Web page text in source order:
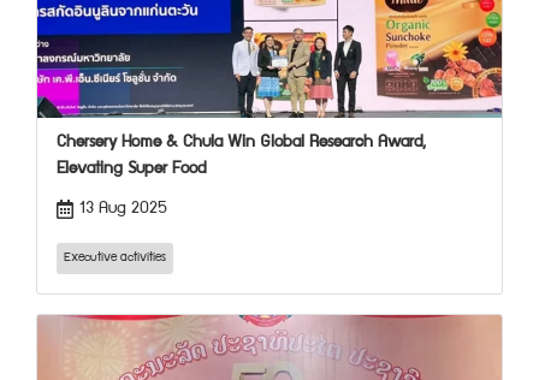
Chersery Home & Chula Win Global Research Award,
Elevating Super Food
13 Aug 2025
Executive activities